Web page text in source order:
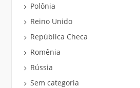
Polônia
Reino Unido
República Checa
Romênia
Rússia
Sem categoria